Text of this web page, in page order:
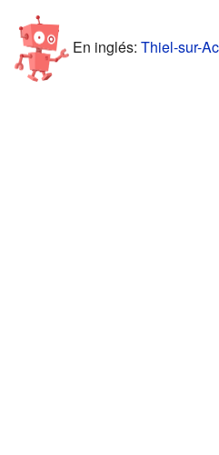
En inglés: Thiel-sur-